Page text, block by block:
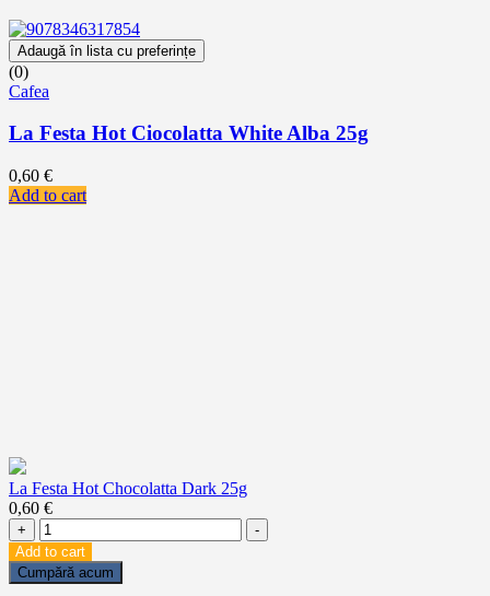
Adaugă în lista cu preferințe
(0)
Cafea
La Festa Hot Ciocolatta White Alba 25g
0,60 €
Add to cart
La Festa Hot Chocolatta Dark 25g
0,60 €
+
La
Festa
Hot
Chocolatta
-
Add to cart
Cumpără acum